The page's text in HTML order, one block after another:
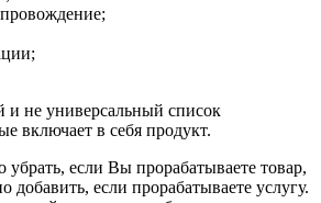
и не универсальный список
включает в себя продукт.
убрать, если Вы прорабатываете товар,
добавить, если прорабатываете услугу.